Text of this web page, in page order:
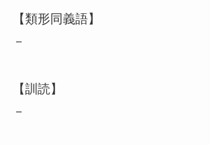
【類形同義語】
－
【訓読】
－